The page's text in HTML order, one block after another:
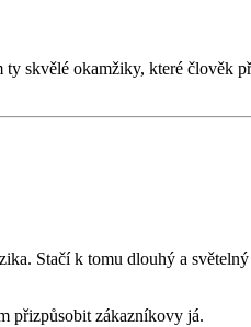
skvělé okamžiky, které člověk
Stačí k tomu dlouhý a
přizpůsobit zákazníkovy já.